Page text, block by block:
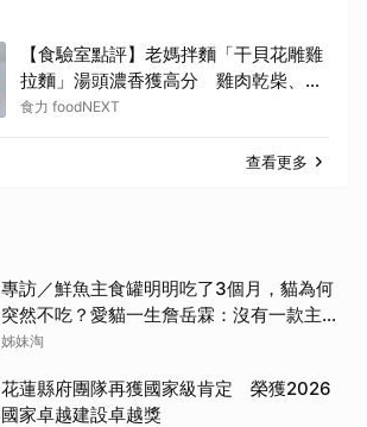
【食驗室點評】老媽拌麵「干貝花雕雞
拉麵」湯頭濃香獲高分 雞肉乾柴、配
料單調成扣分點
食力 foodNEXT
查看更多
專訪／鮮魚主食罐明明吃了3個月，貓為何
突然不吃？愛貓一生詹岳霖：沒有一款主食
能保證牠永遠喜歡
姊妹淘
花蓮縣府團隊再獲國家級肯定 榮獲2026
國家卓越建設卓越獎